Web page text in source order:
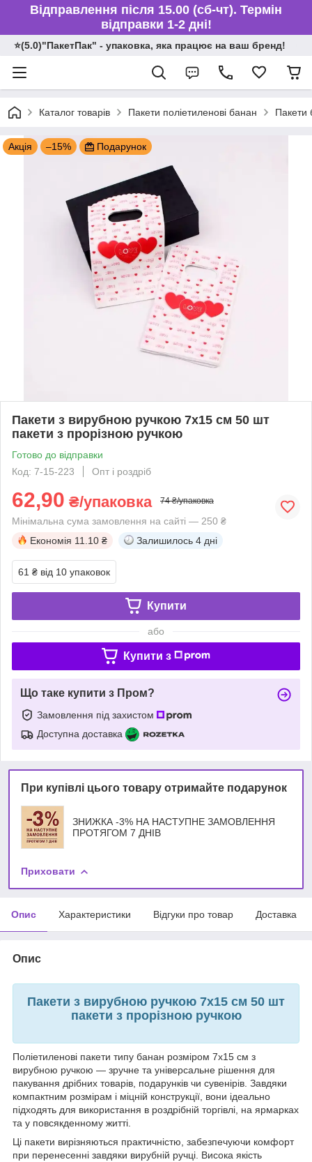
Відправлення після 15.00 (сб-чт). Термін
відправки 1-2 дні!
⭐️(5.0)"ПакетПак" - упаковка, яка працює на ваш бренд!
Каталог товарів Пакети поліетиленові банан Пакети
Акція –15% Подарунок
Пакети з вирубною ручкою 7x15 см 50 шт
пакети з прорізною ручкою
Готово до відправки
Код: 7-15-223
Опт і роздріб
62,90 ₴/упаковка 74 ₴/упаковка
Мінімальна сума замовлення на сайті — 250 ₴
Економія 11.10 ₴ Залишилось 4 дні
61 ₴ від 10 упаковок
Купити
або
Купити з
Що таке купити з Пром?
Замовлення під захистом
Доступна доставка
При купівлі цього товару отримайте подарунок
ЗНИЖКА -3% НА НАСТУПНЕ ЗАМОВЛЕННЯ
ПРОТЯГОМ 7 ДНІВ
Приховати
Опис Характеристики Відгуки про товар Доставка
Опис
Пакети з вирубною ручкою 7x15 см 50 шт
пакети з прорізною ручкою
Поліетиленові пакети типу банан розміром 7x15 см з
вирубною ручкою — зручне та універсальне рішення для
пакування дрібних товарів, подарунків чи сувенірів. Завдяки
компактним розмірам і міцній конструкції, вони ідеально
підходять для використання в роздрібній торгівлі, на ярмарках
та у повсякденному житті.
Ці пакети вирізняються практичністю, забезпечуючи комфорт
при перенесенні завдяки вирубній ручці. Висока якість